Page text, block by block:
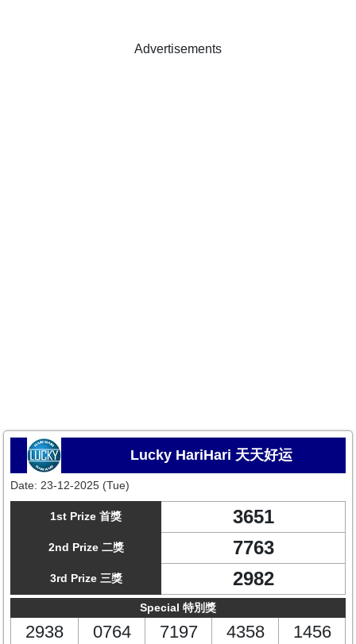
Advertisements
Lucky HariHari 天天好运
Date: 23-12-2025 (Tue)
1st Prize 首獎 3651
2nd Prize 二獎 7763
3rd Prize 三獎 2982
Special 特別獎
2938 0764 7197 4358
1456